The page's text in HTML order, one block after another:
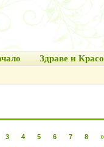
Здраве и
3 4 5 6 7 8 »